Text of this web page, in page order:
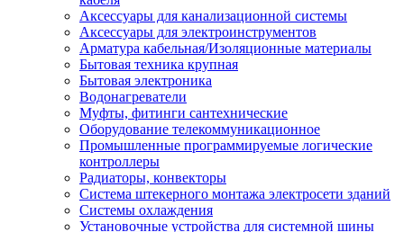
Аксессуары для канализационной системы
Аксессуары для электроинструментов
Арматура кабельная/Изоляционные материалы
Бытовая техника крупная
Бытовая электроника
Водонагреватели
Муфты, фитинги сантехнические
Оборудование телекоммуникационное
Промышленные программируемые логические
контроллеры
Радиаторы, конвекторы
Система штекерного монтажа электросети зданий
Системы охлаждения
Установочные устройства для системной шины